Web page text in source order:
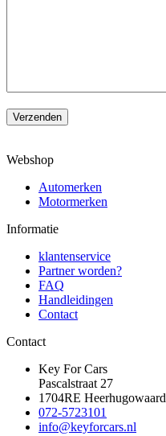
Verzenden
Webshop
Automerken
Motormerken
Informatie
klantenservice
Partner worden?
FAQ
Handleidingen
Contact
Contact
Key For Cars
Pascalstraat 27
1704RE Heerhugowaard
072-5723101
info@keyforcars.nl